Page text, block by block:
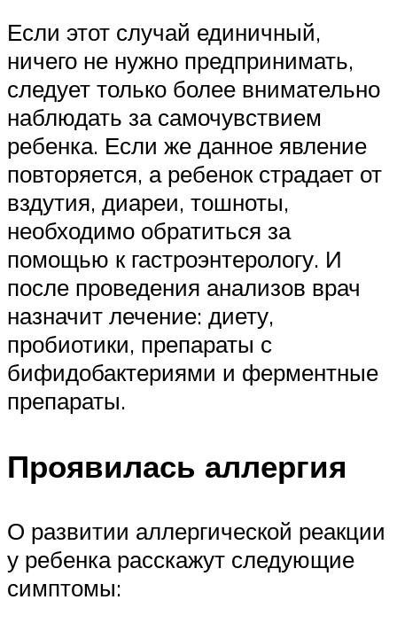
Если этот случай единичный,
ничего не нужно предпринимать,
следует только более внимательно
наблюдать за самочувствием
ребенка. Если же данное явление
повторяется, а ребенок страдает от
вздутия, диареи, тошноты,
необходимо обратиться за
помощью к гастроэнтерологу. И
после проведения анализов врач
назначит лечение: диету,
пробиотики, препараты с
бифидобактериями и ферментные
препараты.
Проявилась аллергия
О развитии аллергической реакции
у ребенка расскажут следующие
симптомы: